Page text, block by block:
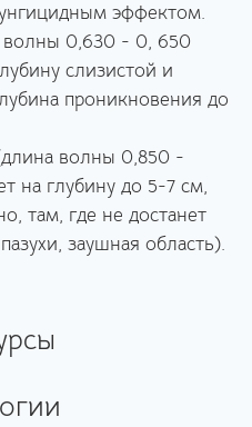
эффектом.
волны 0,630 - 0, 650
слизистой и
проникновения до
волны 0,850 -
на глубину до 5-7 см,
там, где не достанет
заушная область).